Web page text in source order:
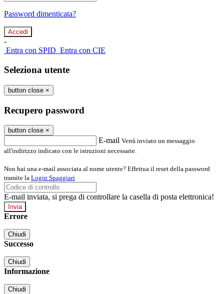
Password dimenticata?
-
Entra con SPID Entra con CIE
Seleziona utente
button close ×
Recupero password
button close ×
E-mail Verrà inviato un messaggio
all'indirizzo indicato con le istruzioni necessarie.
Non hai una e-mail associata al nome utente? Effettua il reset della password
tramite la Login Spaggiari
E-mail inviata, si prega di controllare la casella di posta elettronica!
Errore
Chiudi
Successo
Chiudi
Informazione
Chiudi